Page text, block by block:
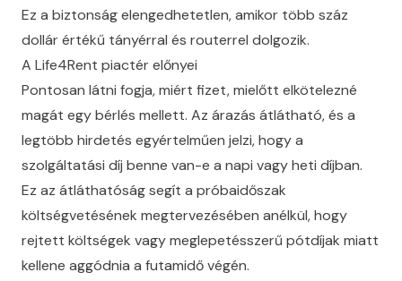
Ez a biztonság elengedhetetlen, amikor több száz
dollár értékű tányérral és routerrel dolgozik.
A Life4Rent piactér előnyei
Pontosan látni fogja, miért fizet, mielőtt elkötelezné
magát egy bérlés mellett. Az árazás átlátható, és a
legtöbb hirdetés egyértelműen jelzi, hogy a
szolgáltatási díj benne van-e a napi vagy heti díjban.
Ez az átláthatóság segít a próbaidőszak
költségvetésének megtervezésében anélkül, hogy
rejtett költségek vagy meglepetésszerű pótdíjak miatt
kellene aggódnia a futamidő végén.